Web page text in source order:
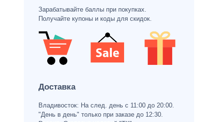
Зарабатывайте баллы при покупках.
Получайте купоны и коды для скидок.
Доставка
Владивосток: На след. день с 11:00 до 20:00.
"День в день" только при заказе до 12:30.